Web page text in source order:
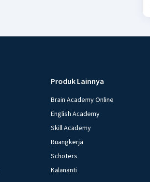
Produk Lainnya
Brain Academy Online
English Academy
Skill Academy
Ruangkerja
Schoters
Kalananti